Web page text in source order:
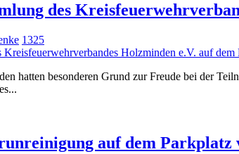
des
1325
hatten besonderen Grund zur Freude bei der
auf dem